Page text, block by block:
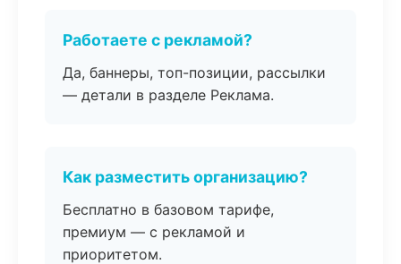
Работаете с рекламой?
Да, баннеры, топ-позиции, рассылки
— детали в разделе Реклама.
Как разместить организацию?
Бесплатно в базовом тарифе,
премиум — с рекламой и
приоритетом.